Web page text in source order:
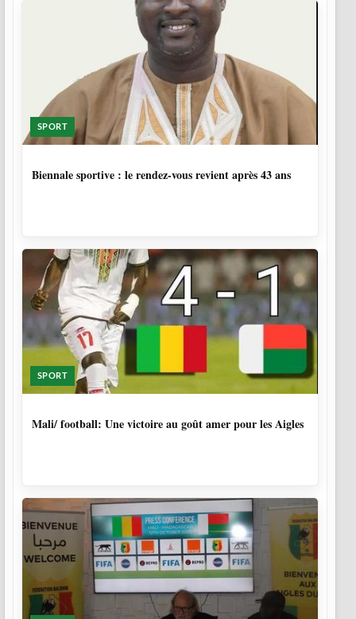
SPORT
Biennale sportive : le rendez-vous revient après 43 ans
SPORT
Mali/ football: Une victoire au goût amer pour les Aigles